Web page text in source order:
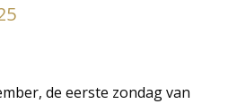
de eerste zondag van